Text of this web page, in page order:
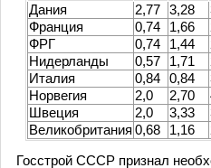
Дания
2,77 3,28
Франция
0,74 1,66
ФРГ
0,74 1,44
Нидерланды
0,57 1,71
Италия
0,84 0,84
Норвегия
2,0 2,70
Швеция
2,0 3,33
Великобритания 0,68 1,16
Госстрой СССР признал